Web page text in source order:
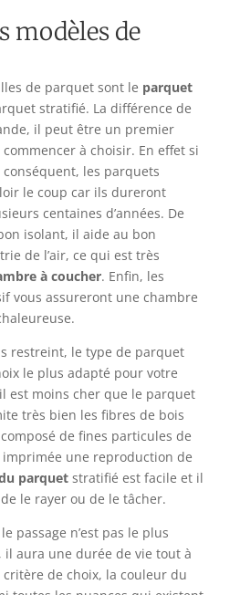
modèles de
de parquet sont le parquet
stratifié. La différence de
il peut être un premier
à choisir. En effet si
les parquets
le coup car ils dureront
centaines d’années. De
isolant, il aide au bon
de l’air, ce qui est très
à coucher. Enfin, les
vous assureront une chambre
restreint, le type de parquet
le plus adapté pour votre
est moins cher que le parquet
très bien les fibres de bois
de fines particules de
une reproduction de
parquetstratifié est facile et il
le rayer ou de le tâcher.
passage n’est pas le plus
aura une durée de vie tout à
de choix, la couleur du